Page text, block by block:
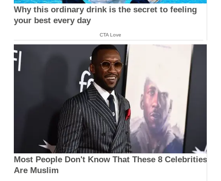
Why this ordinary drink is the secret to feeling
your best every day
CTA Love
Most People Don't Know That These 8 Celebrities
Are Muslim